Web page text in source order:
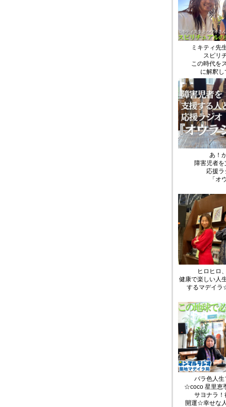
ミキティ先
スピリ
この時代を
に解釈
あ！
障害児者
応援
「オ
ヒロヒロ
健康で楽しい人
するマデイ
バラ色人
☆coco 星里恵
サヨナラ
開運☆幸せな